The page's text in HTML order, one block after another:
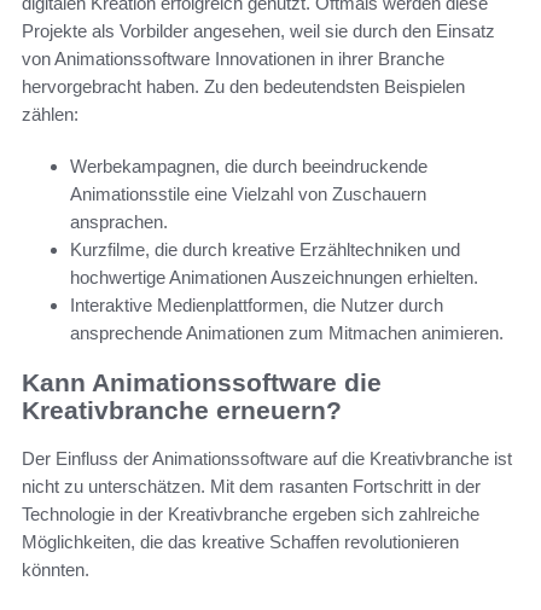
Projekte als Vorbilder angesehen, weil sie durch den Einsatz
von Animationssoftware Innovationen in ihrer Branche
hervorgebracht haben. Zu den bedeutendsten Beispielen
zählen:
Werbekampagnen, die durch beeindruckende
Animationsstile eine Vielzahl von Zuschauern
ansprachen.
Kurzfilme, die durch kreative Erzähltechniken und
hochwertige Animationen Auszeichnungen erhielten.
Interaktive Medienplattformen, die Nutzer durch
ansprechende Animationen zum Mitmachen animieren.
Kann Animationssoftware die
Kreativbranche erneuern?
Der Einfluss der Animationssoftware auf die Kreativbranche ist
nicht zu unterschätzen. Mit dem rasanten Fortschritt in der
Technologie in der Kreativbranche ergeben sich zahlreiche
Möglichkeiten, die das kreative Schaffen revolutionieren
könnten.